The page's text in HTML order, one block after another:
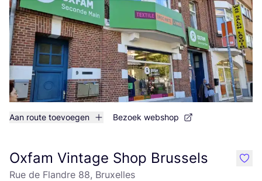
Aan route toevoegen Bezoek webshop
Oxfam Vintage Shop Brussels
Rue de Flandre 88, Bruxelles
like